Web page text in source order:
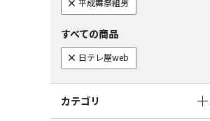
平成舞祭組男
すべての商品
日テレ屋web
カテゴリ